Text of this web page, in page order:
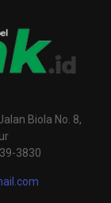
Biola No. 8,
3830